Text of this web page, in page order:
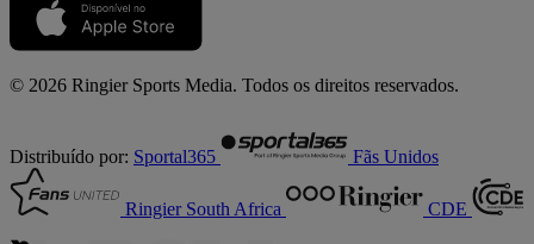
© 2026 Ringier Sports Media. Todos os direitos reservados.
Distribuído por: Sportal365 Fãs Unidos
Ringier South Africa CDE